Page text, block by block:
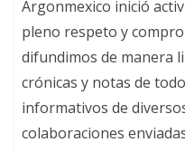
Argonmexico inició
pleno respeto y
difundimos de manera
crónicas y notas de
informativos de
colaboraciones